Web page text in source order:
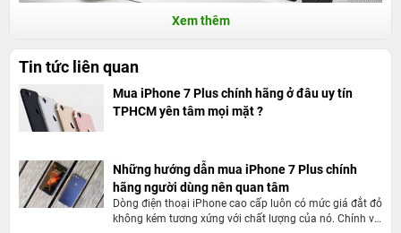
iPhone 7 Plus có điểm gì nổi trội?
Với ngoại hình sở hữu vẻ đẹp kiệt xuất nhờ bỏ bọc kim loại nguyên
khối sang trọng cùng các góc bo tròn tạo cảm giác ôm tay khi sử
dụng. Phần lưng được thiết kế liền lạc, với ăng ten bát sóng được
cách điệu không chia khoang, đặc biệt iPhone 7Plus được bổ
Về mặt thiết kế7 Plus Hàng Công Ty
không có thay đổi nhiều so
với iPhone 6S, tuy nhiên Apple 7 Plus được gia công tỉ mỉ và được
hoàn thiện tốt hơn, mang đến cảm giác sang trọng và tinh tế.
Xem thêm
Tin tức liên quan
Mua iPhone 7 Plus chính hãng ở đâu uy tín
TPHCM yên tâm mọi mặt ?
Những hướng dẫn mua iPhone 7 Plus chính
hãng người dùng nên quan tâm
Dòng điện thoại iPhone cao cấp luôn có mức giá đắt đỏ
không kém tương xứng với chất lượng của nó. Chính vì